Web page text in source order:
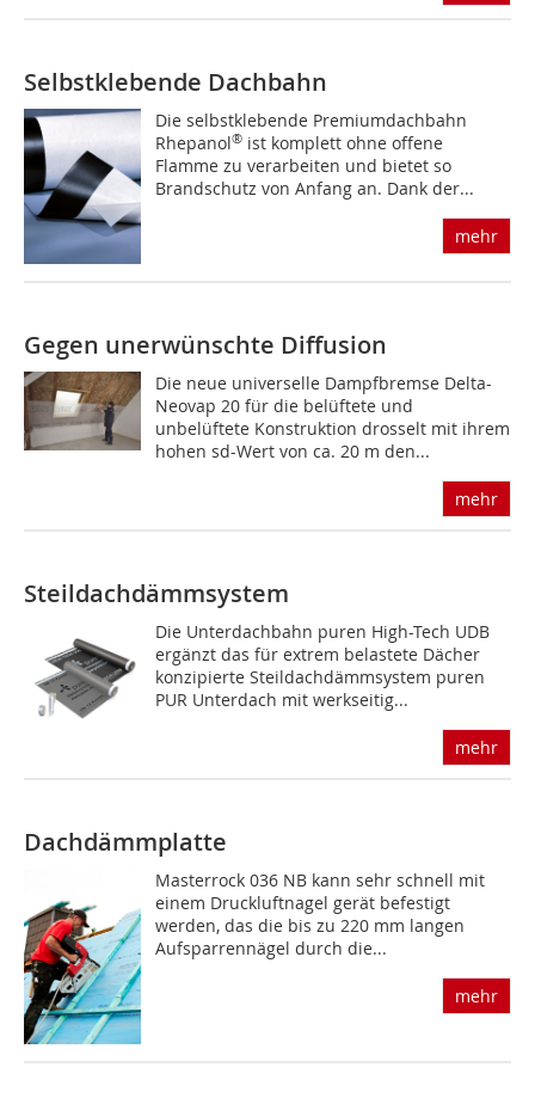
Selbstklebende Dachbahn
Die selbstklebende Premiumdachbahn
Rhepanol® ist komplett ohne offene
Flamme zu verarbeiten und bietet so
Brandschutz von Anfang an. Dank der...
mehr
Gegen unerwünschte Diffusion
Die neue universelle Dampfbremse Delta-
Neovap 20 für die belüftete und
unbelüftete Konstruktion drosselt mit ihrem
hohen sd-Wert von ca. 20 m den...
mehr
Steildachdämmsystem
Die Unterdachbahn puren High-Tech UDB
ergänzt das für extrem belastete Dächer
konzipierte Steildachdämmsystem puren
PUR Unterdach mit werkseitig...
mehr
Dachdämmplatte
Masterrock 036 NB kann sehr schnell mit
einem Druckluftnagel gerät befestigt
werden, das die bis zu 220 mm langen
Aufsparrennägel durch die...
mehr